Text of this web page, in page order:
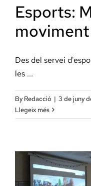
Esports:
moviment
Des del servei
les ...
By Redacció | 3 de juny
Llegeix més